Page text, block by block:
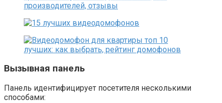
Вызывная панель
Панель идентифицирует посетителя несколькими
способами: